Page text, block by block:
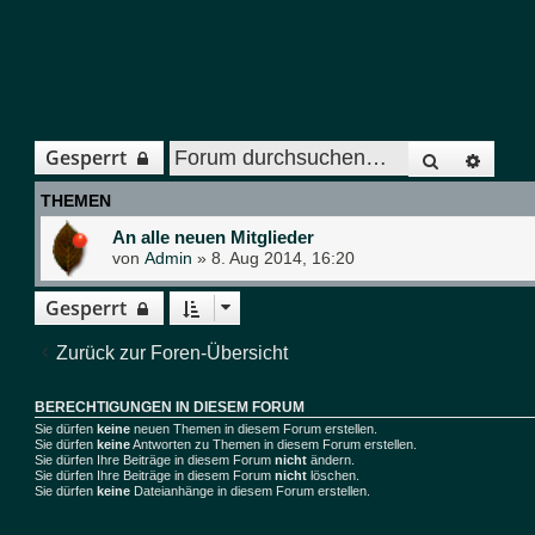
Gesperrt Suche
THEMEN
An alle neuen Mitglieder
von Admin » 8. Aug 2014, 16:20
Gesperrt
Zurück zur Foren-Übersicht
BERECHTIGUNGEN IN DIESEM FORUM
Sie dürfen keine neuen Themen in diesem Forum erstellen.
Sie dürfen keineAntworten zu Themen in diesem Forum erstellen.
Sie dürfen Ihre Beiträge in diesem Forum nicht ändern.
Sie dürfen Ihre Beiträge in diesem Forum nicht löschen.
Sie dürfen keine Dateianhänge in diesem Forum erstellen.